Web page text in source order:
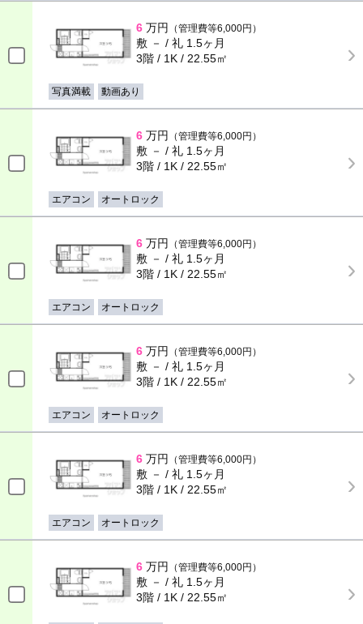
6 万円 （管理費等6,000円）
敷 － / 礼 1.5ヶ月
3階 / 1K / 22.55㎡
写真満載 動画あり
6 万円 （管理費等6,000円）
敷 － / 礼 1.5ヶ月
3階 / 1K / 22.55㎡
エアコン オートロック
6 万円 （管理費等6,000円）
敷 － / 礼 1.5ヶ月
3階 / 1K / 22.55㎡
エアコン オートロック
6 万円 （管理費等6,000円）
敷 － / 礼 1.5ヶ月
3階 / 1K / 22.55㎡
エアコン オートロック
6 万円 （管理費等6,000円）
敷 － / 礼 1.5ヶ月
3階 / 1K / 22.55㎡
エアコン オートロック
6 万円 （管理費等6,000円）
敷 － / 礼 1.5ヶ月
3階 / 1K / 22.55㎡